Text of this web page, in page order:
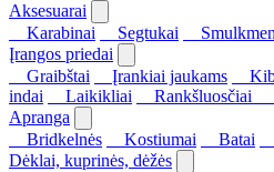
Aksesuarai
Karabinai
Segtukai
Įrangos priedai
Graibštai
Įrankiai jaukams
indai
Laikikliai Rankšluosčiai
Apranga
Bridkelnės
Kostiumai Batai
Dėklai, kuprinės, dėžės